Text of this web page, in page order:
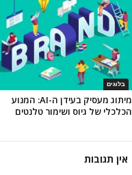
בלוגים
מיתוג מעסיק בעידן ה-AI: המנוע
הכלכלי של גיוס ושימור טלנטים
אין תגובות